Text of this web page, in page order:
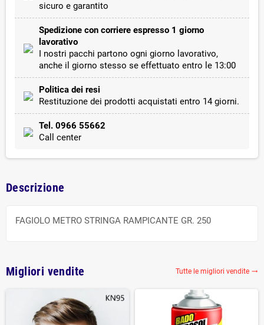
sicuro e garantito
Spedizione con corriere espresso 1 giorno
lavorativo
I nostri pacchi partono ogni giorno lavorativo,
anche il giorno stesso se effettuato entro le 13:00
Politica dei resi
Restituzione dei prodotti acquistati entro 14 giorni.
Tel. 0966 55662
Call center
Descrizione
FAGIOLO METRO STRINGA RAMPICANTE GR. 250
Migliori vendite Tutte le migliori vendite 